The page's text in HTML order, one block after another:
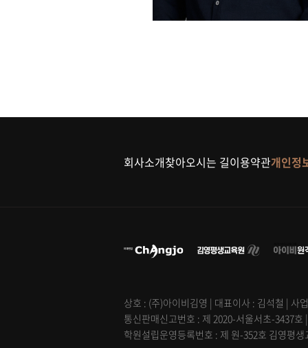
회사소개찾아오시는 길이용약관개인정
상호 : (주)아이비김영 | 대표이사 : 김석철 | 사
통신판매신고번호 : 제 2020-서울서초-3437
학원설립운영등록번호 : 제 원-352호 김영평